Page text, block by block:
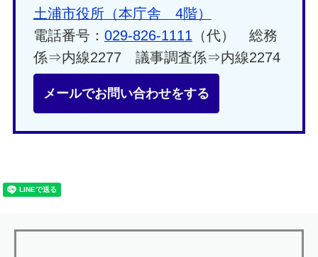
土浦市役所（本庁舎 4階）
電話番号： 029-826-1111 （代） 総務
係⇒内線2277 議事調査係⇒内線2274
メールでお問い合わせをする